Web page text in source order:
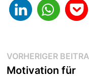
VORHERIGER
Motivation für